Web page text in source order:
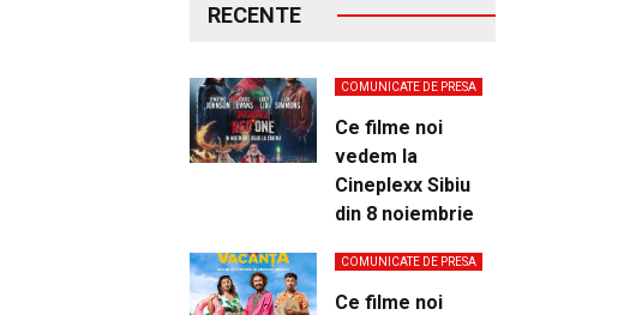
RECENTE
COMUNICATE DE PRESA
Ce filme noi
vedem la
Cineplexx Sibiu
din 8 noiembrie
COMUNICATE DE PRESA
Ce filme noi